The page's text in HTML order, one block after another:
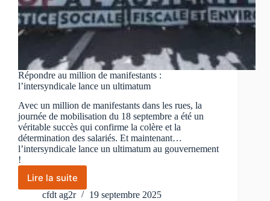
Répondre au million de manifestants :
l’intersyndicale lance un ultimatum
Avec un million de manifestants dans les rues, la
journée de mobilisation du 18 septembre a été un
véritable succès qui confirme la colère et la
détermination des salariés. Et maintenant…
l’intersyndicale lance un ultimatum au gouvernement
!
Lire la suite
Répondre
au
cfdt ag2r 19 septembre 2025